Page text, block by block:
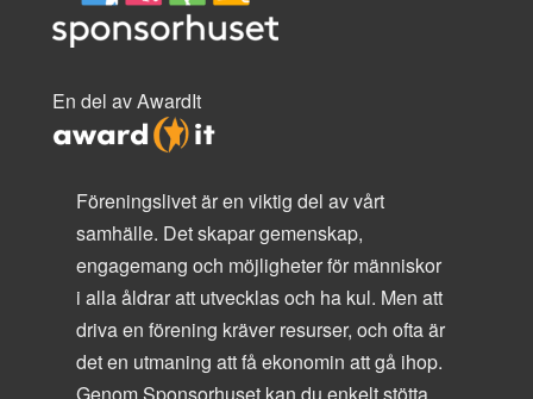
En del av AwardIt
Föreningslivet är en viktig del av vårt
samhälle. Det skapar gemenskap,
engagemang och möjligheter för människor
i alla åldrar att utvecklas och ha kul. Men att
driva en förening kräver resurser, och ofta är
det en utmaning att få ekonomin att gå ihop.